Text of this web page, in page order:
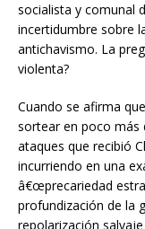
socialista y comunal
incertidumbre sobre
antichavismo. La
violenta?
Cuando se afirma
sortear en poco más
ataques que recibió
incurriendo en una
â€œprecariedad
profundización de la
repolarización